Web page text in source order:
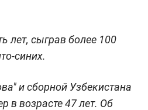
лет, сыграв более 100
синих.
и сборной Узбекистана
в возрасте 47 лет. Об